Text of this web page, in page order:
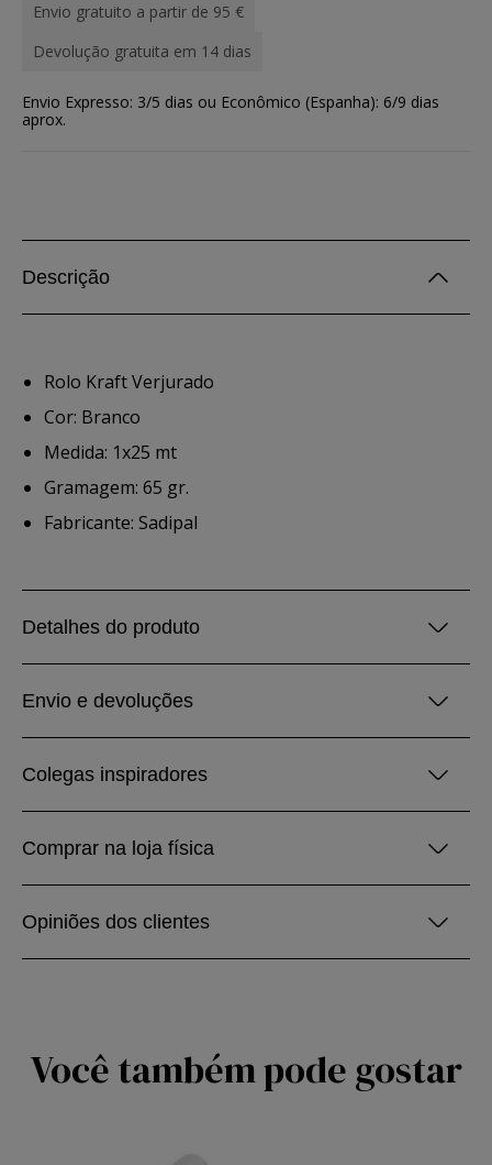
Envio gratuito a partir de 95 €
Devolução gratuita em 14 dias
Envio Expresso: 3/5 dias ou Econômico (Espanha): 6/9 dias
aprox.
Descrição
Rolo Kraft Verjurado
Cor: Branco
Medida: 1x25 mt
Gramagem: 65 gr.
Fabricante: Sadipal
Detalhes do produto
Envio e devoluções
Colegas inspiradores
Comprar na loja física
Opiniões dos clientes
Você também pode gostar